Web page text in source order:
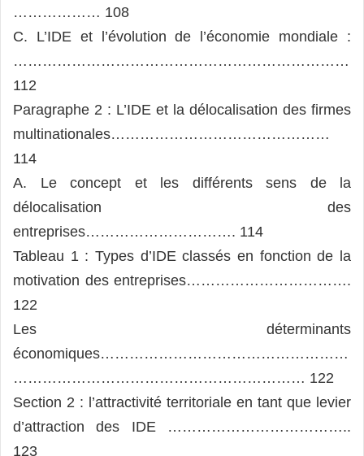
……………… 108
C. L’IDE et l’évolution de l’économie mondiale :
……………………………………………………………
112
Paragraphe 2 : L’IDE et la délocalisation des firmes
multinationales………………………………………
114
A. Le concept et les différents sens de la
délocalisation des
entreprises…………………………. 114
Tableau 1 : Types d’IDE classés en fonction de la
motivation des entreprises…………………………….
122
Les déterminants
économiques……………………………………………
…………………………………………………… 122
Section 2 : l’attractivité territoriale en tant que levier
d’attraction des IDE ………………………………..
123